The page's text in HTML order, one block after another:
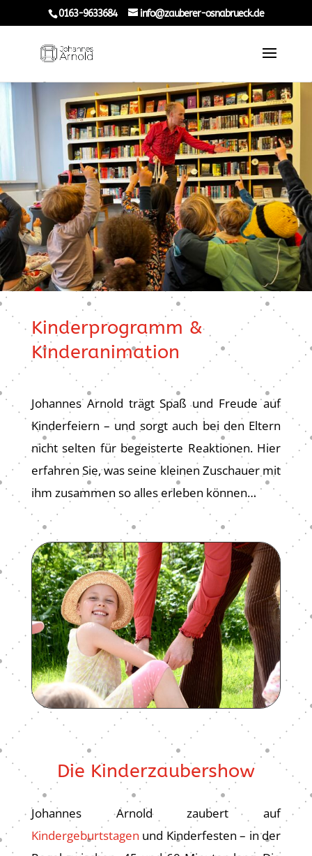
0163-9633684 info@zauberer-osnabrueck.de
Kinderprogramm &
Kinderanimation
Johannes Arnold trägt Spaß und Freude auf
Kinderfeiern – und sorgt auch bei den Eltern
nicht selten für begeisterte Reaktionen. Hier
erfahren Sie, was seine kleinen Zuschauer mit
ihm zusammen so alles erleben können…
Die Kinderzaubershow
Johannes Arnold zaubert auf
Kindergeburtstagen und Kinderfesten – in der